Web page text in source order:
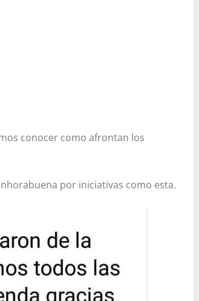
conocer como afrontan los
por iniciativas como esta.